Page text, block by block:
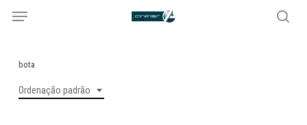
content
Menu
bota
Ordenação padrão